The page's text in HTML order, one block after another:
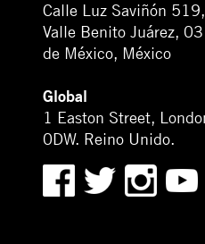
Calle Luz Saviñón
Valle Benito Juárez,
de México, México
Global
1 Easton Street,
0DW. Reino Unido.